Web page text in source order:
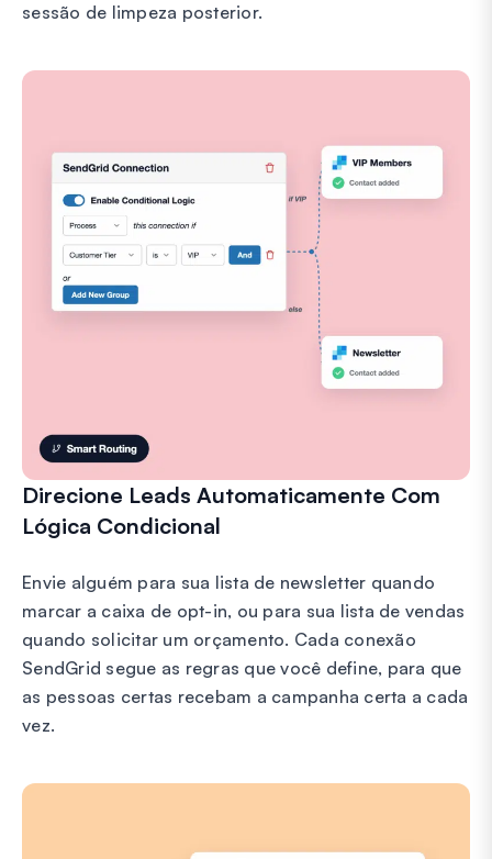
sessão de limpeza posterior.
Direcione Leads Automaticamente Com
Lógica Condicional
Envie alguém para sua lista de newsletter quando
marcar a caixa de opt-in, ou para sua lista de vendas
quando solicitar um orçamento. Cada conexão
SendGrid segue as regras que você define, para que
as pessoas certas recebam a campanha certa a cada
vez.